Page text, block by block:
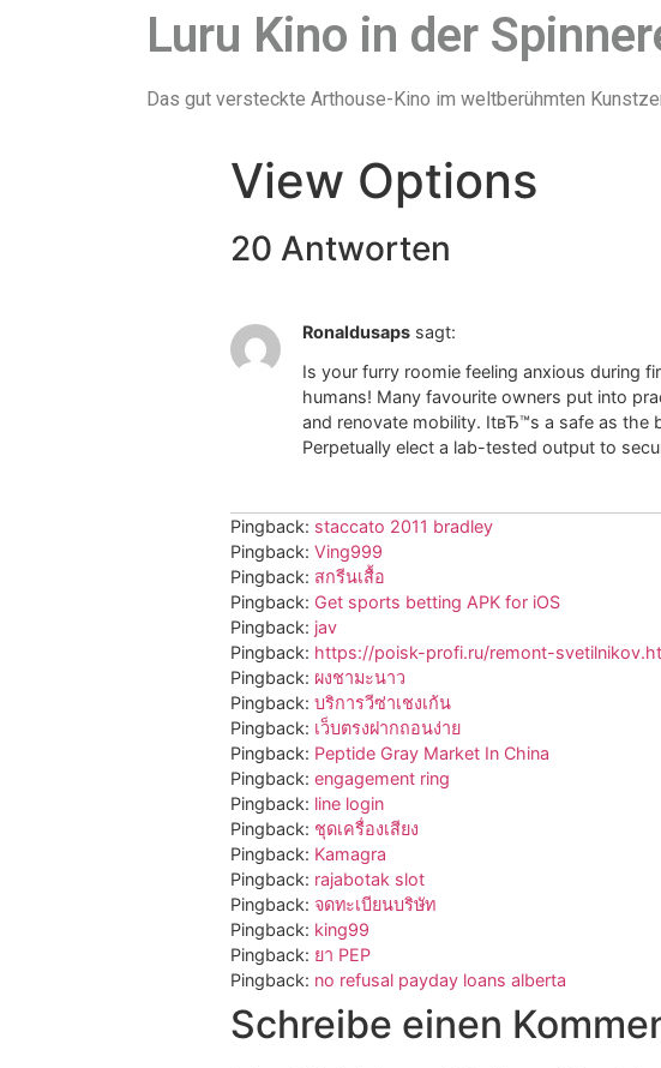
Luru Kino in der
Das gut versteckte Arthouse-Kino im weltberühmten
View Options
20 Antworten
Ronaldusaps sagt:
Is your furry roomie feeling anxious during
humans! Many favourite owners put into
and renovate mobility. ItвЂ™s a safe as the
Perpetually elect a lab-tested output to
Pingback: staccato 2011 bradley
Pingback: Ving999
Pingback: สกรีนเสื้อ
Pingback: Get sports betting APK for iOS
Pingback: jav
Pingback: https://poisk-profi.ru/remont-
Pingback: ผงชามะนาว
Pingback: บริการวีซ่าเชงเก้น
Pingback: เว็บตรงฝากถอนง่าย
Pingback: Peptide Gray Market In China
Pingback: engagement ring
Pingback: line login
Pingback: ชุดเครื่องเสียง
Pingback: Kamagra
Pingback: rajabotak slot
Pingback: จดทะเบียนบริษัท
Pingback: king99
Pingback: ยา PEP
Pingback: no refusal payday loans alberta
Schreibe einen